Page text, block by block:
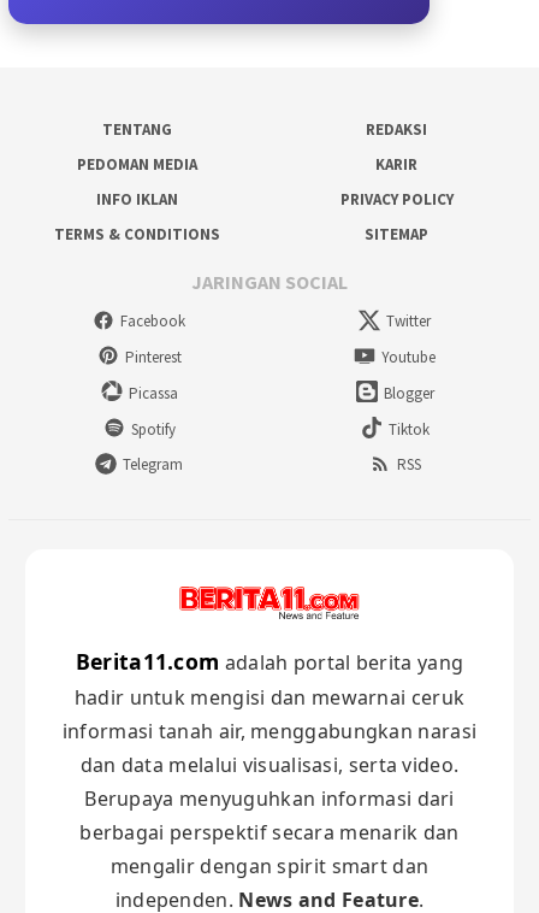
TENTANG
REDAKSI
PEDOMAN MEDIA
KARIR
INFO IKLAN
PRIVACY POLICY
TERMS & CONDITIONS
SITEMAP
JARINGAN SOCIAL
Facebook
Twitter
Pinterest
Youtube
Picassa
Blogger
Spotify
Tiktok
Telegram
RSS
Berita11.com adalah portal berita yang
hadir untuk mengisi dan mewarnai ceruk
informasi tanah air, menggabungkan narasi
dan data melalui visualisasi, serta video.
Berupaya menyuguhkan informasi dari
berbagai perspektif secara menarik dan
mengalir dengan spirit smart dan
independen. News and Feature.